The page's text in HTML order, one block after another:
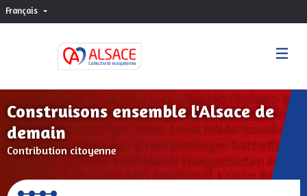
Français Choisir la langue
Construisons ensemble l'Alsace de
demain
Contribution citoyenne